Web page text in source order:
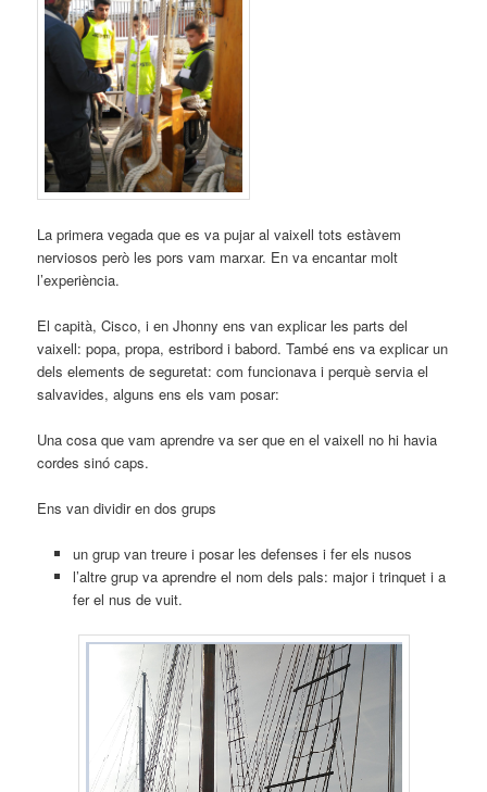
La primera vegada que es va pujar al vaixell tots estàvem
nerviosos però les pors vam marxar. En va encantar molt
l’experiència.
El capità, Cisco, i en Jhonny ens van explicar les parts del
vaixell: popa, propa, estribord i babord. També ens va explicar un
dels elements de seguretat: com funcionava i perquè servia el
salvavides, alguns ens els vam posar:
Una cosa que vam aprendre va ser que en el vaixell no hi havia
cordes sinó caps.
Ens van dividir en dos grups
un grup van treure i posar les defenses i fer els nusos
l’altre grup va aprendre el nom dels pals: major i trinquet i a
fer el nus de vuit.